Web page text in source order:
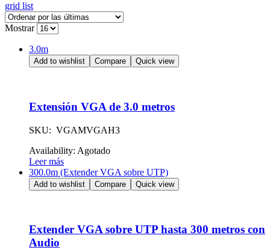
grid list
Mostrar
3.0m
Add to wishlist Compare Quick view
Extensión VGA de 3.0 metros
SKU: VGAMVGAH3
Availability: Agotado
Leer más
300.0m (Extender VGA sobre UTP)
Add to wishlist Compare Quick view
Extender VGA sobre UTP hasta 300 metros con
Audio